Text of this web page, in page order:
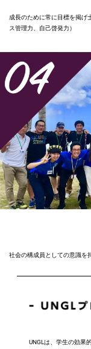
成長のために常に目標を掲げ
ス管理力、自己啓発力）
社会の構成員としての意識を
UNGLは、学生の効果